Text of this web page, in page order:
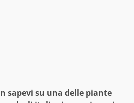
sapevi su una delle piante